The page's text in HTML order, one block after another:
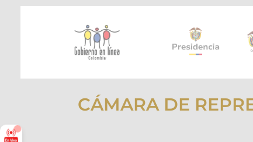
CÁMARA DE